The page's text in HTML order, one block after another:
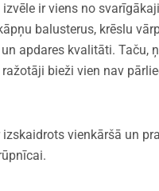
ir viens no
balusterus, krēslu
apdares kvalitāti. Taču,
bieži vien nav
vienkāršā un